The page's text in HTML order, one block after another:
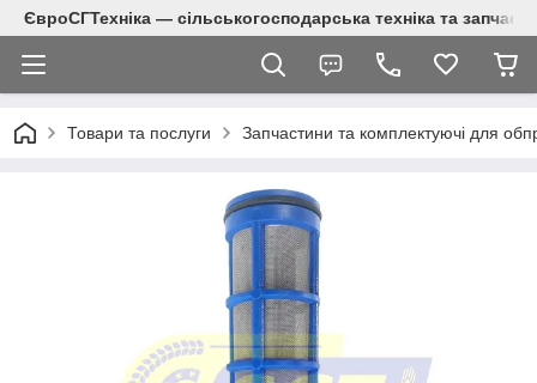
ЄвроСГТехніка — сільськогосподарська техніка та
Товари та послуги Запчастини та комплектуючі для